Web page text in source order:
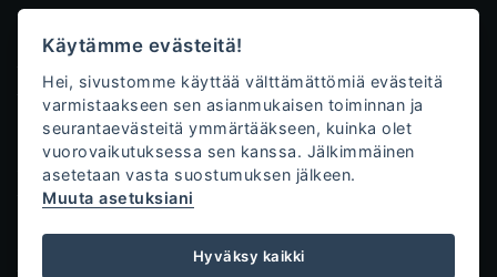
Evästeasetukset
Tietosuojalauseke
Toimitusehdot
Innokem Oy
Väliköntie 10
70700 Kuopio
Käytämme evästeitä!
Hei, sivustomme käyttää välttämättömiä evästeitä
varmistaakseen sen asianmukaisen toiminnan ja
seurantaevästeitä ymmärtääkseen, kuinka olet
vuorovaikutuksessa sen kanssa. Jälkimmäinen
asetetaan vasta suostumuksen jälkeen.
Muuta asetuksiani
Hyväksy kaikki